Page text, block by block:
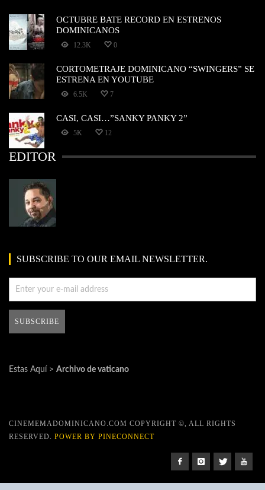
OCTUBRE BATE RECORD EN ESTRENOS
DOMINICANOS
12.3K 0
CORTOMETRAJE DOMINICANO “SWINGERS” SE
ESTRENA EN YOUTUBE
6.5K 7
CASI, CASI…”SANKY PANKY 2”
5K 12
EDITOR
SUBSCRIBE TO OUR EMAIL NEWSLETTER.
Estas Aquí > Archivo de vaticano
CINEMEMADOMINICANO.COM COPYRIGHT ©, ALL RIGHTS
RESERVED. POWER BY PINECONNECT